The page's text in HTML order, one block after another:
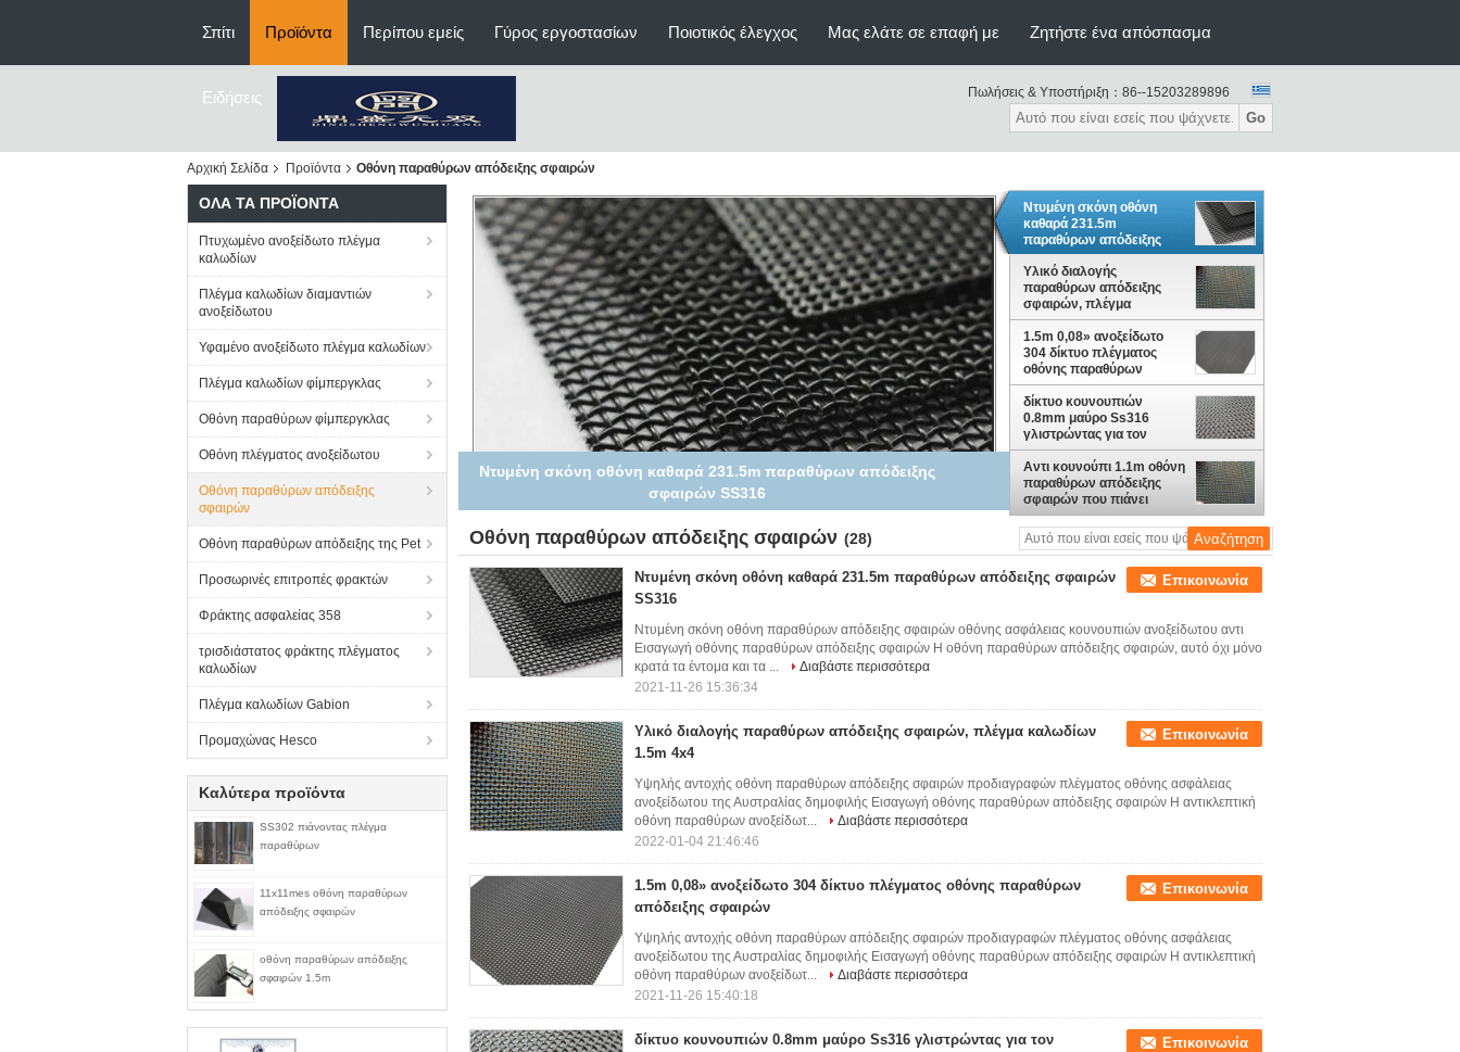
Σπίτι Προϊόντα Περίπου εμείς Γύρος εργοστασίων Ποιοτικός έλεγχος Μας ελάτε σε επαφή με Ζητήστε ένα απόσπασμα
Ειδήσεις Πωλήσεις & Υποστήριξη： 86--15203289896
Go
Αρχική Σελίδα Προϊόντα Οθόνη παραθύρων απόδειξης σφαιρών
ΌΛΑ ΤΑ ΠΡΟΪΌΝΤΑ
Πτυχωμένο ανοξείδωτο πλέγμα
καλωδίων
Πλέγμα καλωδίων διαμαντιών
ανοξείδωτου
Υφαμένο ανοξείδωτο πλέγμα καλωδίων
Πλέγμα καλωδίων φίμπεργκλας
Οθόνη παραθύρων φίμπεργκλας
Οθόνη πλέγματος ανοξείδωτου
Οθόνη παραθύρων απόδειξης
σφαιρών
Οθόνη παραθύρων απόδειξης της Pet
Προσωρινές επιτροπές φρακτών
Φράκτης ασφαλείας 358
τρισδιάστατος φράκτης πλέγματος
καλωδίων
Πλέγμα καλωδίων Gabion
Προμαχώνας Hesco
Καλύτερα προϊόντα
SS302 πιάνοντας πλέγμα
παραθύρων
11x11mes οθόνη παραθύρων
απόδειξης σφαιρών
οθόνη παραθύρων απόδειξης
σφαιρών 1.5m
Υλικό διαλογής παραθύρων απόδειξης σφαιρών, πλέγμα
καλωδίων 1.5m 4x4
Ντυμένη σκόνη οθόνη
καθαρά 231.5m
παραθύρων απόδειξης
σφαιρών SS316
Υλικό διαλογής
παραθύρων απόδειξης
σφαιρών, πλέγμα
καλωδίων 1.5m 4x4
1.5m 0,08» ανοξείδωτο
304 δίκτυο πλέγματος
οθόνης παραθύρων
απόδειξης σφαιρών
δίκτυο κουνουπιών
0.8mm μαύρο Ss316
γλιστρώντας για τον
ψεκασμό σκονών
παραθύρων
Αντι κουνούπι 1.1m οθόνη
παραθύρων απόδειξης
σφαιρών που πιάνει
11x11mesh
Οθόνη παραθύρων απόδειξης σφαιρών (28)
Ντυμένη σκόνη οθόνη καθαρά 231.5m παραθύρων απόδειξης σφαιρών
SS316
Επικοινωνία
Ντυμένη σκόνη οθόνη παραθύρων απόδειξης σφαιρών οθόνης ασφάλειας κουνουπιών ανοξείδωτου αντι
Εισαγωγή οθόνης παραθύρων απόδειξης σφαιρών Η οθόνη παραθύρων απόδειξης σφαιρών, αυτό όχι μόνο
κρατά τα έντομα και τα ...
Διαβάστε περισσότερα
2021-11-26 15:36:34
Υλικό διαλογής παραθύρων απόδειξης σφαιρών, πλέγμα καλωδίων
1.5m 4x4
Επικοινωνία
Υψηλής αντοχής οθόνη παραθύρων απόδειξης σφαιρών προδιαγραφών πλέγματος οθόνης ασφάλειας
ανοξείδωτου της Αυστραλίας δημοφιλής Εισαγωγή οθόνης παραθύρων απόδειξης σφαιρών Η αντικλεπτική
οθόνη παραθύρων ανοξείδωτ...
Διαβάστε περισσότερα
2022-01-04 21:46:46
1.5m 0,08» ανοξείδωτο 304 δίκτυο πλέγματος οθόνης παραθύρων
απόδειξης σφαιρών
Επικοινωνία
Υψηλής αντοχής οθόνη παραθύρων απόδειξης σφαιρών προδιαγραφών πλέγματος οθόνης ασφάλειας
ανοξείδωτου της Αυστραλίας δημοφιλής Εισαγωγή οθόνης παραθύρων απόδειξης σφαιρών Η αντικλεπτική
οθόνη παραθύρων ανοξείδωτ...
Διαβάστε περισσότερα
2021-11-26 15:40:18
δίκτυο κουνουπιών 0.8mm μαύρο Ss316 γλιστρώντας για τον
Επικοινωνία